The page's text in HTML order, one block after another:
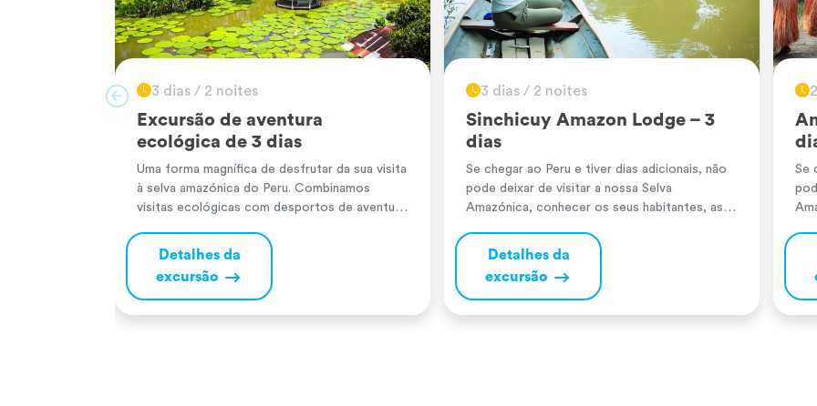
3 dias / 2 noites
Excursão de aventura
ecológica de 3 dias
Uma forma magnífica de desfrutar da sua visita
à selva amazónica do Peru. Combinamos
visitas ecológicas com desportos de aventura
experiência. Terá a oportunidade de navegar
Desfrute de paisagens únicas, observe os
pinguins-rosa e cinzentos a nadar e tire uma
Detalhes da
excursão
3 dias / 2 noites
Sinchicuy Amazon Lodge – 3
dias
Se chegar ao Peru e tiver dias adicionais, não
pode deixar de visitar a nossa Selva
Amazónica, conhecer os seus habitantes, as
com a Mãe Natureza, aprender sobre as
conhecer os animais que ali habitam. No Peru,
temos vários locais onde realizar estes […]
Detalhes da
excursão
Se